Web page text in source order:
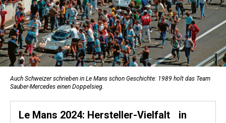
Auch Schweizer schrieben in Le Mans schon Geschichte: 1989 holt das Team
Sauber-Mercedes einen Doppelsieg.
Le Mans 2024: Hersteller-Vielfalt in